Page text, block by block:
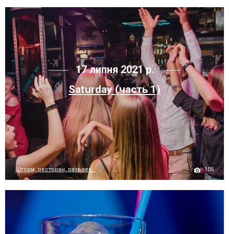
17 липня 2021 р.
Saturday (часть 1)
Шторм, ресторан, развлек... 105